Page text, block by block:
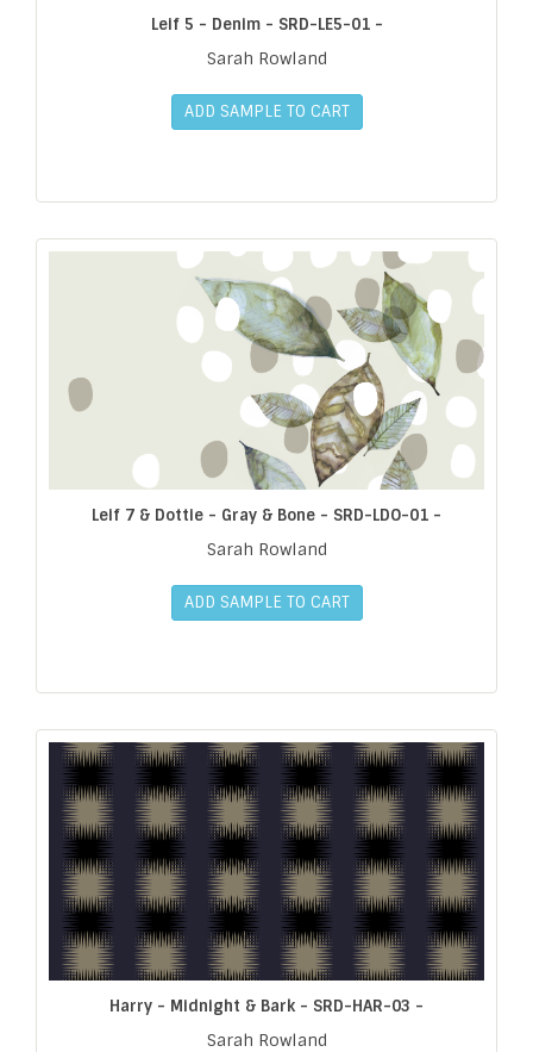
Leif 5 - Denim - SRD-LE5-01 -
Sarah Rowland
ADD SAMPLE TO CART
Leif 7 & Dottie - Gray & Bone - SRD-LDO-01 -
Sarah Rowland
ADD SAMPLE TO CART
Harry - Midnight & Bark - SRD-HAR-03 -
Sarah Rowland